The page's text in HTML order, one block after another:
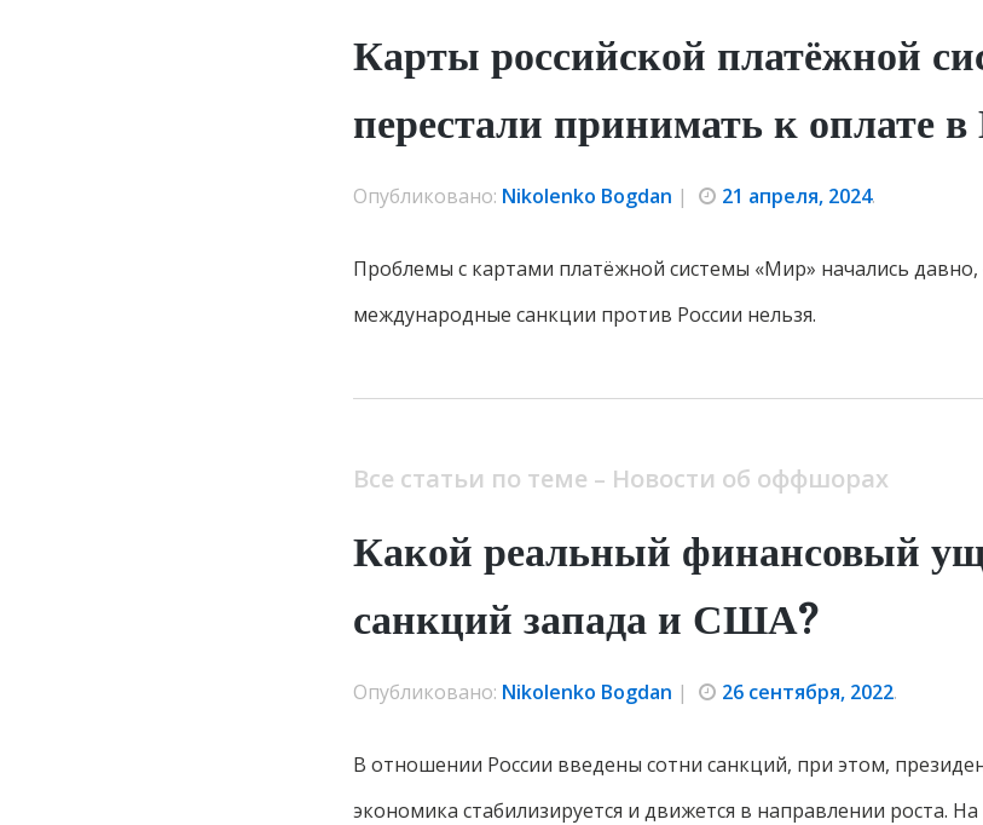
Карты российской платёжной
перестали принимать к оплате
Опубликовано: Nikolenko Bogdan | 21 апреля, 2024.
Проблемы с картами платёжной системы «Мир» начались
международные санкции против России нельзя.
Все статьи по теме – Новости об оффшорах
Какой реальный финансовый
санкций запада и США?
Опубликовано: Nikolenko Bogdan | 26 сентября, 2022.
В отношении России введены сотни санкций, при этом,
экономика стабилизируется и движется в направлении роста.